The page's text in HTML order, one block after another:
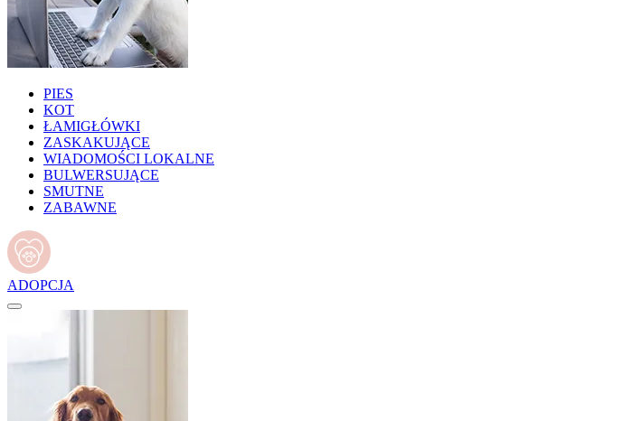
PIES
KOT
ŁAMIGŁÓWKI
ZASKAKUJĄCE
WIADOMOŚCI LOKALNE
BULWERSUJĄCE
SMUTNE
ZABAWNE
ADOPCJA